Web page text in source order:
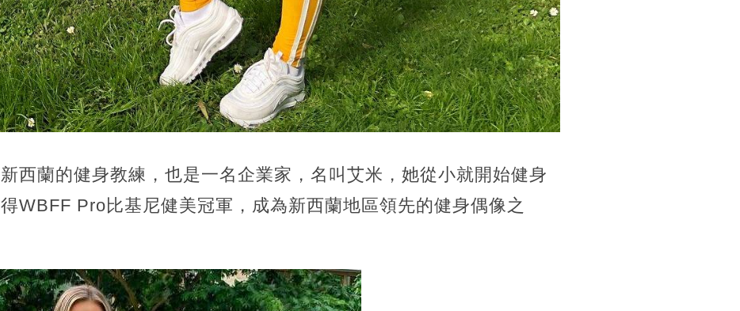
新西蘭的健身教練，也是一名企業家，名叫艾米，她從小就開始健身
WBFF Pro比基尼健美冠軍，成為新西蘭地區領先的健身偶像之